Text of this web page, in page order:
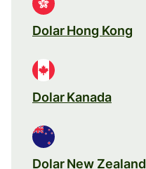
Dolar Hong Kong
Dolar Kanada
Dolar New Zealand